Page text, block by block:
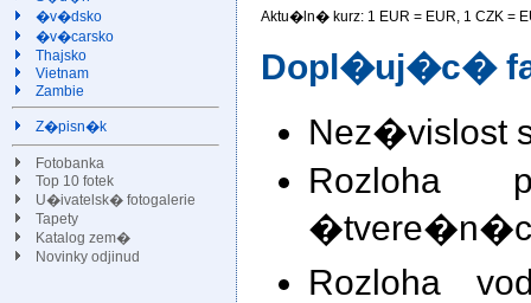
�v�dsko
�v�carsko
Thajsko
Vietnam
Zambie
Z�pisn�k
Fotobanka
Top 10 fotek
U�ivatelsk� fotogalerie
Tapety
Katalog zem�
Novinky odjinud
Aktu�ln� kurz: 1 EUR = EUR, 1 CZK =
Dopl�uj�c�
Nez�vislost
Rozloha
Rozloha